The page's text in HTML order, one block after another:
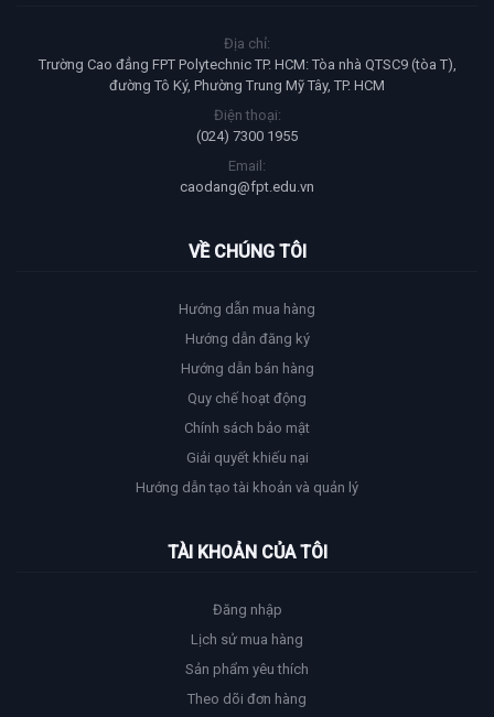
Địa chỉ:
Trường Cao đẳng FPT Polytechnic TP. HCM: Tòa nhà QTSC9 (tòa T),
đường Tô Ký, Phường Trung Mỹ Tây, TP. HCM
Điện thoại:
(024) 7300 1955
Email:
caodang@fpt.edu.vn
VỀ CHÚNG TÔI
Hướng dẫn mua hàng
Hướng dẫn đăng ký
Hướng dẫn bán hàng
Quy chế hoạt động
Chính sách bảo mật
Giải quyết khiếu nại
Hướng dẫn tạo tài khoản và quản lý
TÀI KHOẢN CỦA TÔI
Đăng nhập
Lịch sử mua hàng
Sản phẩm yêu thích
Theo dõi đơn hàng